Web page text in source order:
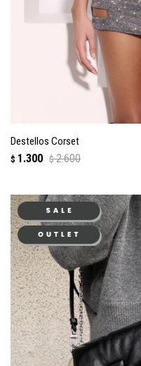
Destellos Corset
$ 1.300 $ 2.600